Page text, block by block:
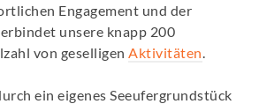
Engagement und der
unsere knapp 200
von geselligen Aktivitäten
ein eigenes Seeufergrundstück